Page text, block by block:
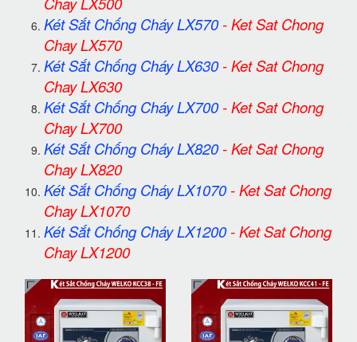
Két Sắt Chống Cháy LX570-Ket Sat Chong
Chay LX570
Két Sắt Chống Cháy LX630-Ket Sat Chong
Chay LX630
Két Sắt Chống Cháy LX700-Ket Sat Chong
Chay LX700
Két Sắt Chống Cháy LX820-Ket Sat Chong
Chay LX820
Két Sắt Chống Cháy LX1070-Ket Sat Chong
Chay LX1070
Két Sắt Chống Cháy LX1200-Ket Sat Chong
Chay LX1200